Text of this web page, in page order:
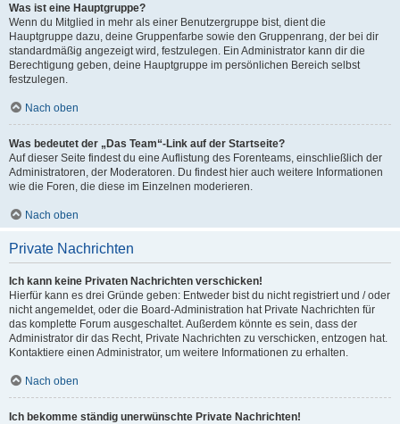
Was ist eine Hauptgruppe?
Wenn du Mitglied in mehr als einer Benutzergruppe bist, dient die
Hauptgruppe dazu, deine Gruppenfarbe sowie den Gruppenrang, der bei dir
standardmäßig angezeigt wird, festzulegen. Ein Administrator kann dir die
Berechtigung geben, deine Hauptgruppe im persönlichen Bereich selbst
festzulegen.
Nach oben
Was bedeutet der „Das Team“-Link auf der Startseite?
Auf dieser Seite findest du eine Auflistung des Forenteams, einschließlich der
Administratoren, der Moderatoren. Du findest hier auch weitere Informationen
wie die Foren, die diese im Einzelnen moderieren.
Nach oben
Private Nachrichten
Ich kann keine Privaten Nachrichten verschicken!
Hierfür kann es drei Gründe geben: Entweder bist du nicht registriert und / oder
nicht angemeldet, oder die Board-Administration hat Private Nachrichten für
das komplette Forum ausgeschaltet. Außerdem könnte es sein, dass der
Administrator dir das Recht, Private Nachrichten zu verschicken, entzogen hat.
Kontaktiere einen Administrator, um weitere Informationen zu erhalten.
Nach oben
Ich bekomme ständig unerwünschte Private Nachrichten!